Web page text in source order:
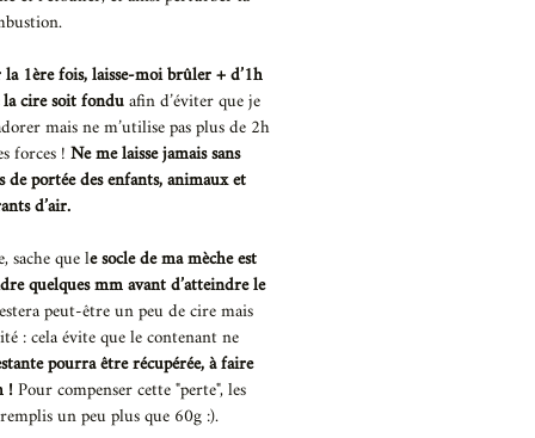
1ère fois, laisse-moi brûler + d’1h
la cire soit fonduafin d’éviter que je
mais ne m’utilise pas plus de 2h
forces !Ne me laisse jamais sans
portée des enfants, animaux et
d’air.
que le socle de ma mèche est
quelques mm avant d’atteindre le
peut-être un peu de cire mais
: cela évite que le contenant ne
pourra être récupérée, à faire
!Pour compenser cette "perte", les
un peu plus que 60g :).